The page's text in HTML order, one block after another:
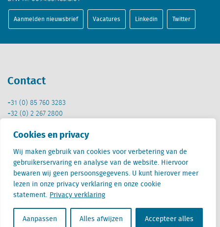
Cookies en privacy
Wij maken gebruik van cookies voor verbetering van de
gebruikerservaring en analyse van de website. Hiervoor
bewaren wij geen persoonsgegevens. U kunt hierover meer
lezen in onze privacy verklaring en onze cookie
statement. Privacy verklaring
Aanpassen Alles afwijzen Accepteer alles
Aanmelden nieuwsbrief Vacatures Linkedin Twitter
Contact
+31 (0) 85 760 3283
+32 (0) 2 267 2800
info@locatus.com
Kantoren
Nederland (hoofdkantoor)
Creative Valley
Stationsplein 32
3511 ED Utrecht